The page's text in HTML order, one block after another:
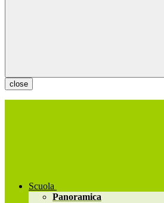
close
Scuola
Panoramica